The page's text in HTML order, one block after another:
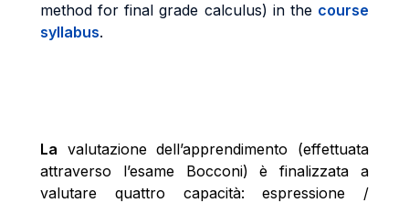
method for final grade calculus) in the course
syllabus.
La valutazione dell’apprendimento (effettuata
attraverso l’esame Bocconi) è finalizzata a
valutare quattro capacità: espressione /